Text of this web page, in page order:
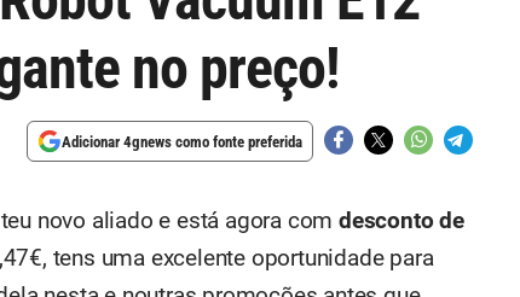
no preço!
Adicionar 4gnews como fonte preferida
novo aliado e está agora comdesconto de
tens uma excelente oportunidade para